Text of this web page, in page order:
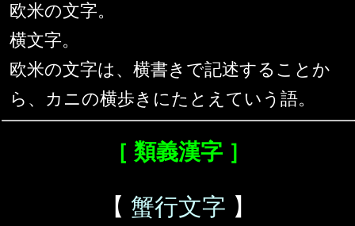
欧米の文字。
横文字。
欧米の文字は、横書きで記述することか
ら、カニの横歩きにたとえていう語。
［ 類義漢字 ］
【 蟹行文字 】